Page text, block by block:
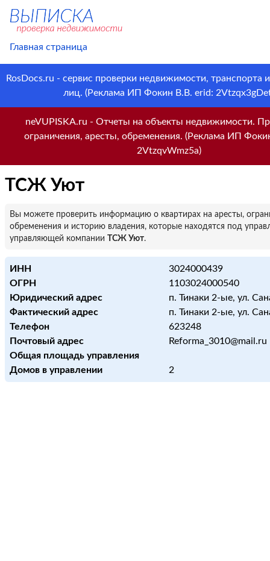
Главная страница
RosDocs.ru - сервис проверки недвижимости, транспорта
лиц. (Реклама ИП Фокин В.В. erid:
neVUPISKA.ru - Отчеты на объекты недвижимости.
ограничения, аресты, обременения. (Реклама ИП
2VtzqvWmz5a)
ТСЖ Уют
Вы можете проверить информацию о квартирах на аресты,
обременения и историю владения, которые находятся под
управляющей компании
ТСЖ Уют.
ИНН
3024000439
ОГРН
1103024000540
Юридический адрес
п. Тинаки 2-ые, ул.
Фактический адрес
п. Тинаки 2-ые, ул.
Телефон
623248
Почтовый адрес
Reforma_3010@mail.ru
Общая площадь управления
Домов в управлении
2